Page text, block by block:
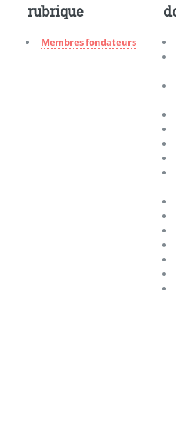
rubrique
Membres fondateurs